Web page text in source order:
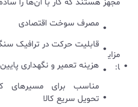
مجهز هستند که کار با آن‌ها را
مزای
ا:
مصرف سوخت اقتصادی
قابلیت حرکت در ترافیک
هزینه تعمیر و نگهداری پایین
مناسب برای مسیرهای
تحویل سریع کالا